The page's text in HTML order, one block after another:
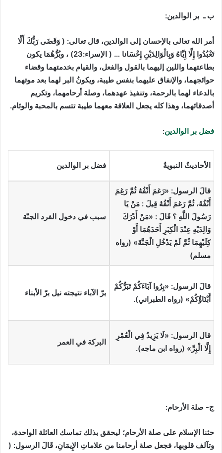
ب ـ بر الوالدين:
أمر الله تعالى بالإحسان إلى الوالدين، قال تعالى: ( وَقَضَى رَبُّكَ أَلَّا
تَعْبُدُوا إِلَّا إِيَّاهُ وَبِالْوَالِدَيْنِ إِحْسَانا … ( الإسراء:23) ، وبُرُّهُمَا يكون
بطاعتهما واللين إليهما بالقول والفعل، والقيام بخدمتهما وقضاء
حوائجهما، والإنفاق عليهما بنفس طيبة، ويكونُ البر لهما بعد موتهما
بالدعاء لهما بالرحمة، وتنفيذ عهدهما، وصلة أرحامهما، وتكريم
أصدقائهما، وهذا كله يجعل العلاقة معهما طيبة تتسم بالمحبة والوئام.
فضل بر الوالدين:
الأحاديثُ النبويةُ فضل بر الوالدين
قالَ الرسول: «رَغمَ أَنْفُهُ ثُمَّ رَغِمَ
أَنْفُهُ، ثُمَّ رَغمَ أَنْفُهُ قِيلَ : مَنْ يَا
رَسُولَ اللَّهِ ؟ قَالَ : «مَنْ أَدْرَكَ
وَالِدَيْهِ عِنْدَ الْكِبَرِ أَحَدَهُمَا أَوْ
كِلَيْهِمَا ثُمَّ لَمْ يَدْخُلِ الْجَنَّةَ» (رواه
مسلم)
سبب في دخول الفرد الجنّة
قالَ الرسول: «بِرُوا آبَاءَكُمْ تَبَرُّكُمْ
أَبْنَاؤُكُمْ» (رواه الطبراني).
برّ الآباء نتيجته نيل برّ الأبناء
قال الرسول: «لَا يَزِيدُ فِي الْعُمْرِ
إِلَّا الْبِرِّ» (رواه ابن ماجه).
البركة في العمر
ج- صلة الأرحام:
حثنا الإسلام على صلة الأرحام؛ ليحقق بذلك تماسك العائلة الواحدة،
وتآلف قلوبها، فجعل صلة أرحامنا من علاماتِ الإِيمَانِ، قَالَ الرسول: (